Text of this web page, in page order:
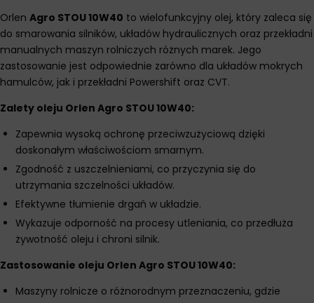
Orlen Agro STOU 10W40 to wielofunkcyjny olej, który zaleca się
do smarowania silników, układów hydraulicznych oraz przekładni
manualnych maszyn rolniczych różnych marek. Jego
zastosowanie jest odpowiednie zarówno dla układów mokrych
hamulców, jak i przekładni Powershift oraz CVT.
Zalety oleju Orlen Agro STOU 10W40:
Zapewnia wysoką ochronę przeciwzużyciową dzięki
doskonałym właściwościom smarnym.
Zgodność z uszczelnieniami, co przyczynia się do
utrzymania szczelności układów.
Efektywne tłumienie drgań w układzie.
Wykazuje odporność na procesy utleniania, co przedłuża
żywotność oleju i chroni silnik.
Zastosowanie oleju Orlen Agro STOU 10W40:
Maszyny rolnicze o różnorodnym przeznaczeniu, gdzie